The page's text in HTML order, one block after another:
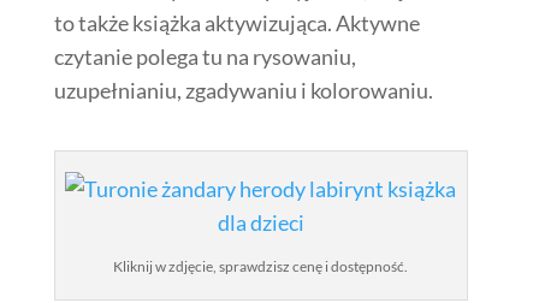
to także książka aktywizująca. Aktywne
czytanie polega tu na rysowaniu,
uzupełnianiu, zgadywaniu i kolorowaniu.
Kliknij w zdjęcie, sprawdzisz cenę i dostępność.